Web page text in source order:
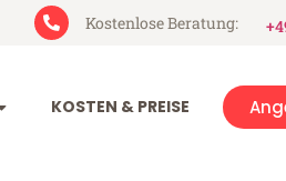
Kostenlose Beratung:
KOSTEN & PREISE